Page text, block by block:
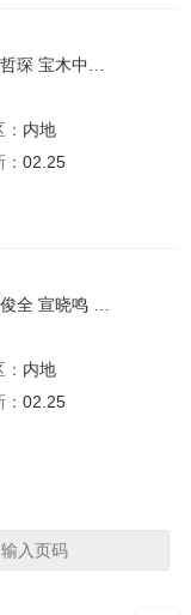
琛 宝木中阳
内地
02.25
全 宣晓鸣
内地
02.25